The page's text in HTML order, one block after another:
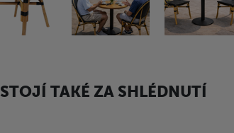
STOJÍ TAKÉ ZA SHLÉDNUTÍ